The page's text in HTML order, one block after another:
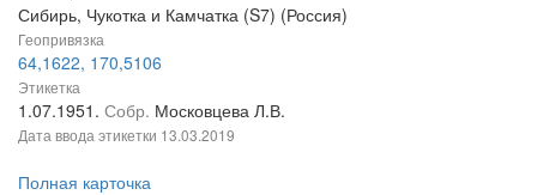
Сибирь, Чукотка и Камчатка (S7) (Россия)
Геопривязка
64,1622, 170,5106
Этикетка
1.07.1951. Собр. Московцева Л.В.
Дата ввода этикетки 13.03.2019
Полная карточка